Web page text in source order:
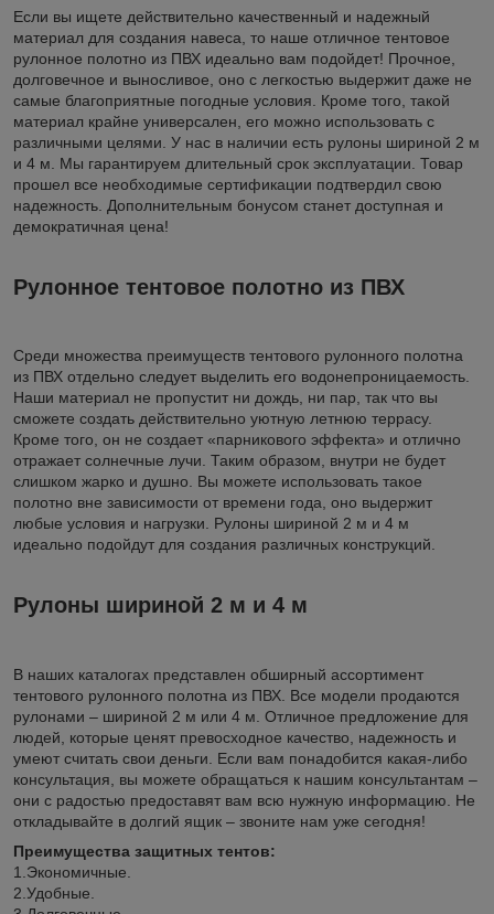
Если вы ищете действительно качественный и надежный
материал для создания навеса, то наше отличное тентовое
рулонное полотно из ПВХ идеально вам подойдет! Прочное,
долговечное и выносливое, оно с легкостью выдержит даже не
самые благоприятные погодные условия. Кроме того, такой
материал крайне универсален, его можно использовать с
различными целями. У нас в наличии есть рулоны шириной 2 м
и 4 м. Мы гарантируем длительный срок эксплуатации. Товар
прошел все необходимые сертификации подтвердил свою
надежность. Дополнительным бонусом станет доступная и
демократичная цена!
Рулонное тентовое полотно из ПВХ
Среди множества преимуществ тентового рулонного полотна
из ПВХ отдельно следует выделить его водонепроницаемость.
Наши материал не пропустит ни дождь, ни пар, так что вы
сможете создать действительно уютную летнюю террасу.
Кроме того, он не создает «парникового эффекта» и отлично
отражает солнечные лучи. Таким образом, внутри не будет
слишком жарко и душно. Вы можете использовать такое
полотно вне зависимости от времени года, оно выдержит
любые условия и нагрузки. Рулоны шириной 2 м и 4 м
идеально подойдут для создания различных конструкций.
Рулоны шириной 2 м и 4 м
В наших каталогах представлен обширный ассортимент
тентового рулонного полотна из ПВХ. Все модели продаются
рулонами – шириной 2 м или 4 м. Отличное предложение для
людей, которые ценят превосходное качество, надежность и
умеют считать свои деньги. Если вам понадобится какая-либо
консультация, вы можете обращаться к нашим консультантам –
они с радостью предоставят вам всю нужную информацию. Не
откладывайте в долгий ящик – звоните нам уже сегодня!
Преимущества защитных тентов:
1.Экономичные.
2.Удобные.